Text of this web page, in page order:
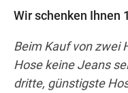
Wir schenken Ihnen
Beim Kauf von zwei
Hose keine Jeans
dritte, günstigste